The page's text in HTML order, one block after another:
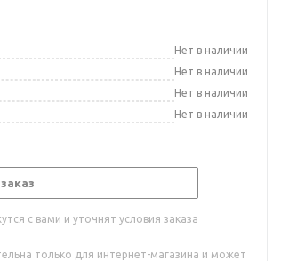
Нет в наличии
Нет в наличии
Нет в наличии
Нет в наличии
с вами и уточнят условия заказа
только для интернет-магазина и может